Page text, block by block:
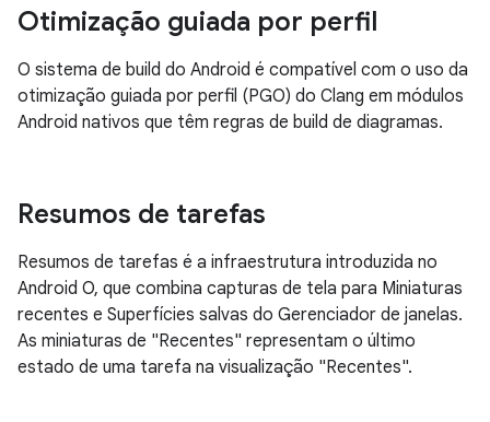
Otimização guiada por perfil
O sistema de build do Android é compatível com o uso da
otimização guiada por perfil (PGO) do Clang em módulos
Android nativos que têm regras de build de diagramas.
Resumos de tarefas
Resumos de tarefas é a infraestrutura introduzida no
Android O, que combina capturas de tela para Miniaturas
recentes e Superfícies salvas do Gerenciador de janelas.
As miniaturas de "Recentes" representam o último
estado de uma tarefa na visualização "Recentes".